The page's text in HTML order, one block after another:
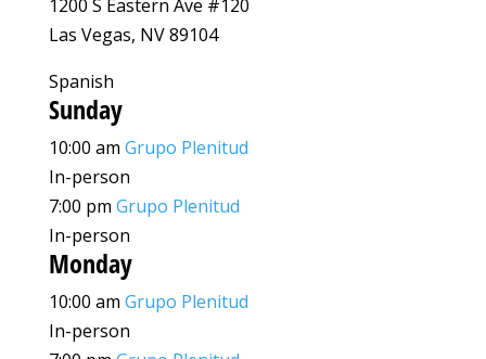
1200 S Eastern Ave #120
Las Vegas, NV 89104
Spanish
Sunday
10:00 am Grupo Plenitud
In-person
7:00 pm Grupo Plenitud
In-person
Monday
10:00 am Grupo Plenitud
In-person